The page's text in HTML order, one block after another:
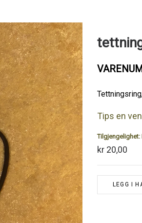
Tips en
Tilgjengelighet:
kr 20,00
LEGG I